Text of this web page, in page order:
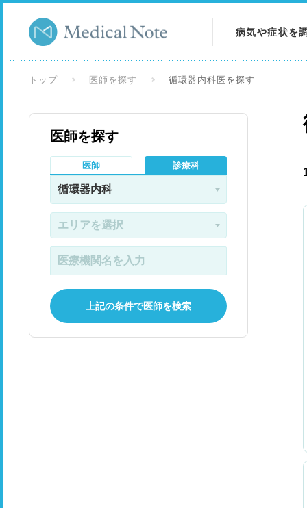
病気や症状を
トップ 医師を探す 循環器内科医を探す
医師を探す
医師 診療科
上記の条件で医師を検索